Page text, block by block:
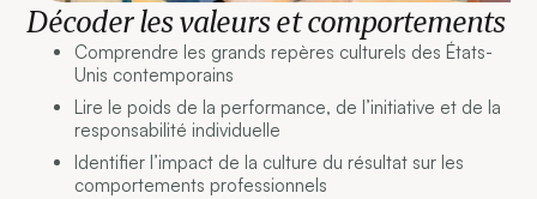
Décoder les valeurs et comportements
Comprendre les grands repères culturels des États-
Unis contemporains
Lire le poids de la performance, de l’initiative et de la
responsabilité individuelle
Identifier l’impact de la culture du résultat sur les
comportements professionnels